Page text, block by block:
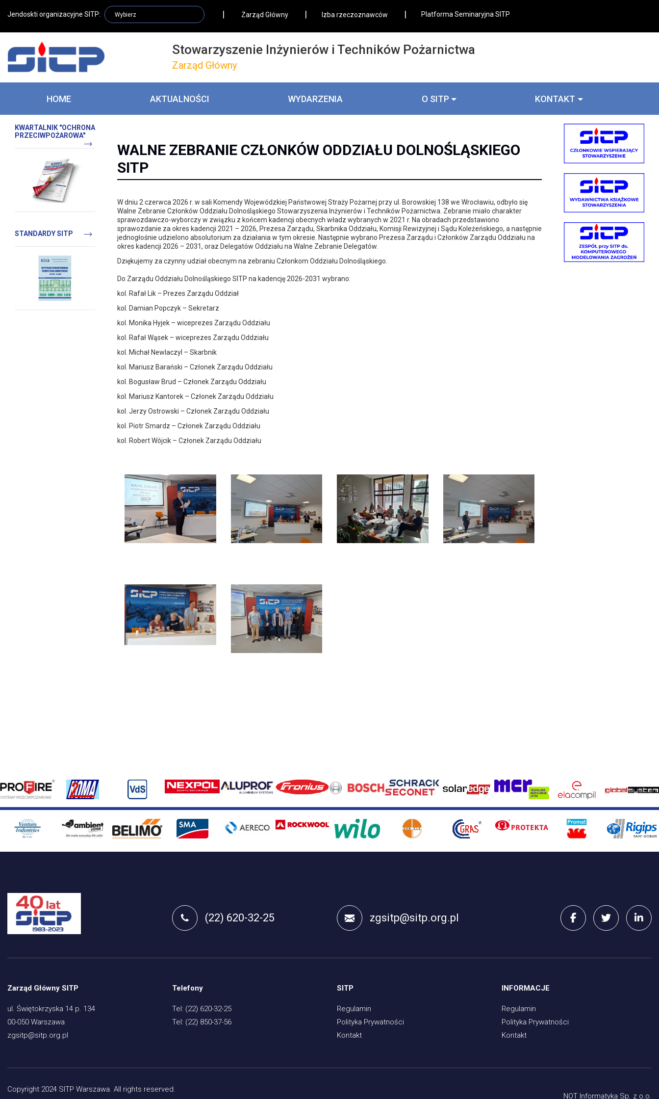
Jendoskti organizacyjne SITP: | Zarząd Główny | Izba rzeczoznawców | Platforma Seminaryjna SITP
Stowarzyszenie Inżynierów i Techników Pożarnictwa
Zarząd Główny
HOME AKTUALNOŚCI WYDARZENIA O SITP KONTAKT
KWARTALNIK "OCHRONA
PRZECIWPOŻAROWA"
STANDARDY SITP
WALNE ZEBRANIE CZŁONKÓW ODDZIAŁU DOLNOŚLĄSKIEGO
SITP
W dniu 2 czerwca 2026 r. w sali Komendy Wojewódzkiej Państwowej Straży Pożarnej przy ul. Borowskiej 138 we Wrocławiu, odbyło się
Walne Zebranie Członków Oddziału Dolnośląskiego Stowarzyszenia Inżynierów i Techników Pożarnictwa. Zebranie miało charakter
sprawozdawczo-wyborczy w związku z końcem kadencji obecnych władz wybranych w 2021 r. Na obradach przedstawiono
sprawozdanie za okres kadencji 2021 – 2026, Prezesa Zarządu, Skarbnika Oddziału, Komisji Rewizyjnej i Sądu Koleżeńskiego, a następnie
jednogłośnie udzielono absolutorium za działania w tym okresie. Następnie wybrano Prezesa Zarządu i Członków Zarządu Oddziału na
okres kadencji 2026 – 2031, oraz Delegatów Oddziału na Walne Zebranie Delegatów.
Dziękujemy za czynny udział obecnym na zebraniu Członkom Oddziału Dolnośląskiego.
Do Zarządu Oddziału Dolnośląskiego SITP na kadencję 2026-2031 wybrano:
kol. Rafał Lik – Prezes Zarządu Oddział
kol. Damian Popczyk – Sekretarz
kol. Monika Hyjek – wiceprezes Zarządu Oddziału
kol. Rafał Wąsek – wiceprezes Zarządu Oddziału
kol. Michał Newlaczyl – Skarbnik
kol. Mariusz Barański – Członek Zarządu Oddziału
kol. Bogusław Brud – Członek Zarządu Oddziału
kol. Mariusz Kantorek – Członek Zarządu Oddziału
kol. Jerzy Ostrowski – Członek Zarządu Oddziału
kol. Piotr Smardz – Członek Zarządu Oddziału
kol. Robert Wójcik – Członek Zarządu Oddziału
(22) 620-32-25 zgsitp@sitp.org.pl
Zarząd Główny SITP
ul. Świętokrzyska 14 p. 134
00-050 Warszawa
zgsitp@sitp.org.pl
Telefony
Tel: (22) 620-32-25
Tel: (22) 850-37-56
SITP
Regulamin
Polityka Prywatności
Kontakt
INFORMACJE
Regulamin
Polityka Prywatności
Kontakt
Copyright 2024 SITP Warszawa. All rights reserved.
NOT Informatyka Sp. z o.o.